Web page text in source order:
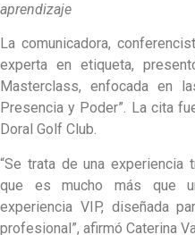
aprendizaje
La comunicadora,
experta en etiqueta,
Masterclass, enfocada en
Presencia y Poder”. La cita
Doral Golf Club.
“Se trata de una experiencia
que es mucho más que
experiencia VIP, diseñada
profesional”, afirmó Caterina